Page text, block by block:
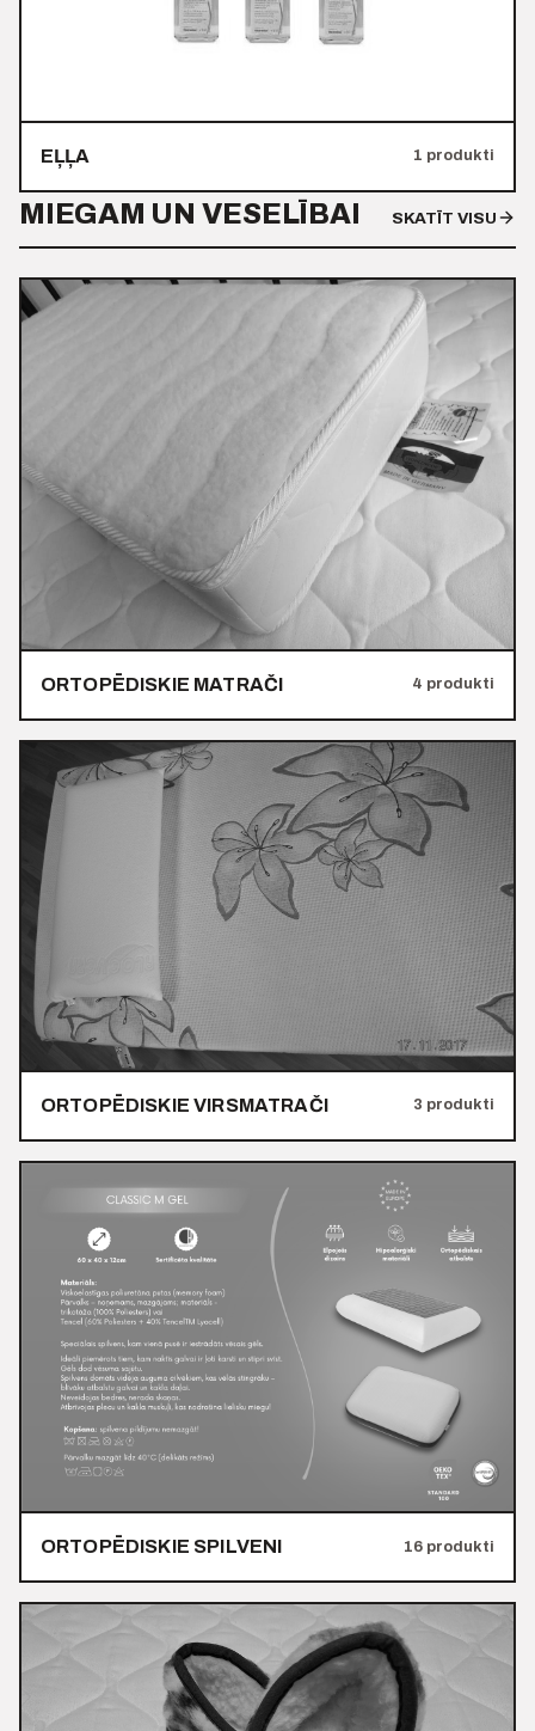
EĻĻA 1 produkti
MIEGAM UN VESELĪBAI SKATĪT VISU
ORTOPĒDISKIE MATRAČI 4 produkti
ORTOPĒDISKIE VIRSMATRAČI 3 produkti
ORTOPĒDISKIE SPILVENI 16 produkti